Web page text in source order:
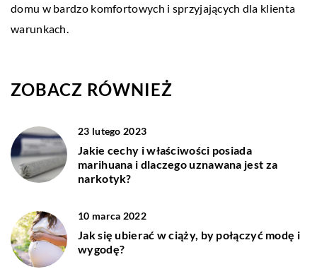
domu w bardzo komfortowych i sprzyjających dla klienta
warunkach.
ZOBACZ RÓWNIEŻ
23 lutego 2023
Jakie cechy i właściwości posiada
marihuana i dlaczego uznawana jest za
narkotyk?
10 marca 2022
Jak się ubierać w ciąży, by połączyć modę i
wygodę?